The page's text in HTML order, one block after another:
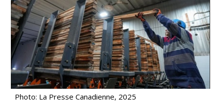
Photo: La Presse Canadienne, 2025